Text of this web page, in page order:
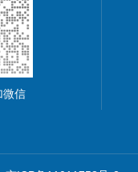
微信